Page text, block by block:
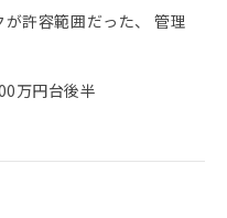
許容範囲だった、 管理
万円台後半